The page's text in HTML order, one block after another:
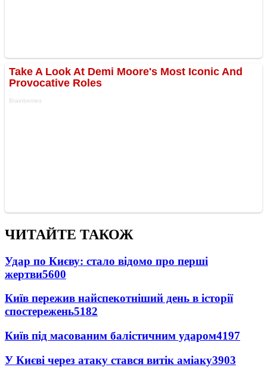
ЧИТАЙТЕ ТАКОЖ
Удар по Києву: стало відомо про перші
жертви5600
Київ пережив найспекотніший день в історії
спостережень5182
Київ під масованим балістичним ударом4197
У Києві через атаку стався витік аміаку3903